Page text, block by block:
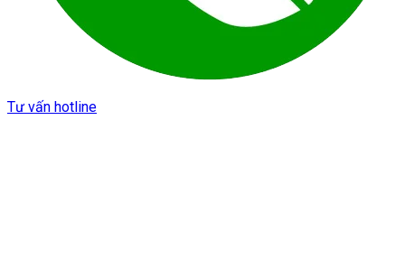
Tư vấn hotline